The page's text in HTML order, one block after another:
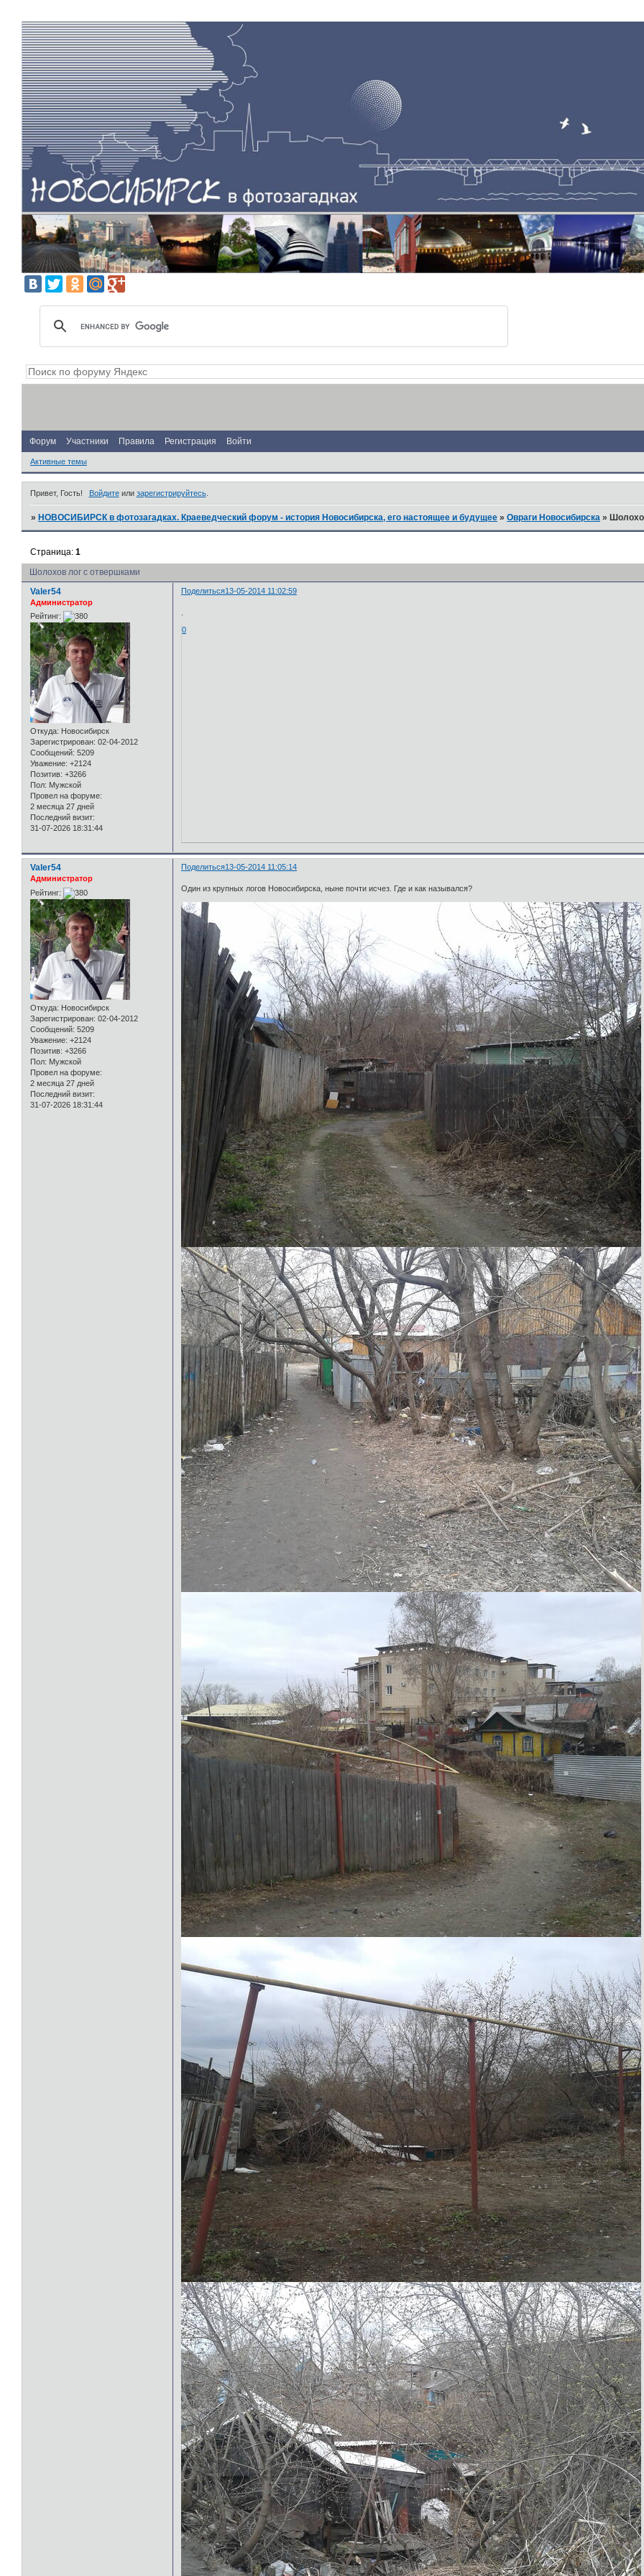
Форум Участники Правила Регистрация Войти
Активные темы
Привет, Гость! Войдитеили зарегистрируйтесь.
»НОВОСИБИРСК в фотозагадках. Краеведческий форум - история Новосибирска, его настоящее и будущее »Овраги Новосибирска »
Шолохов лог с отвершками
Страница:1
Поделиться13-05-2014 11:02:59
Valer54
Администратор
Рейтинг:
Откуда: Новосибирск
Зарегистрирован: 02-04-2012
Сообщений: 5209
Уважение: +2124
Позитив: +3266
Пол: Мужской
Провел на форуме:
2 месяца 27 дней
Последний визит:
31-07-2026 18:31:44
0
Поделиться13-05-2014 11:05:14
Valer54
Администратор
Рейтинг:
Откуда: Новосибирск
Зарегистрирован: 02-04-2012
Сообщений: 5209
Уважение: +2124
Позитив: +3266
Пол: Мужской
Провел на форуме:
2 месяца 27 дней
Последний визит:
31-07-2026 18:31:44
Один из крупных логов Новосибирска, ныне почти исчез. Где и как назывался?